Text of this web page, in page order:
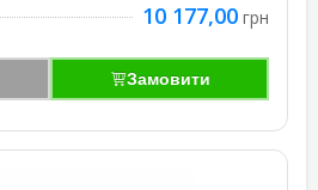
10 177,00 грн
Замовити